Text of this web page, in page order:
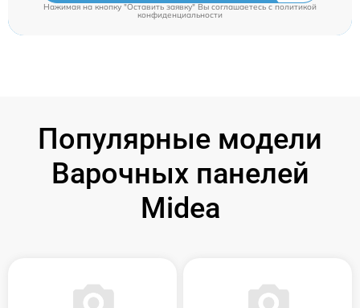
Нажимая на кнопку "Оставить заявку" Вы соглашаетесь cполитикой
конфиденциальности
Популярные модели
Варочных панелей
Midea